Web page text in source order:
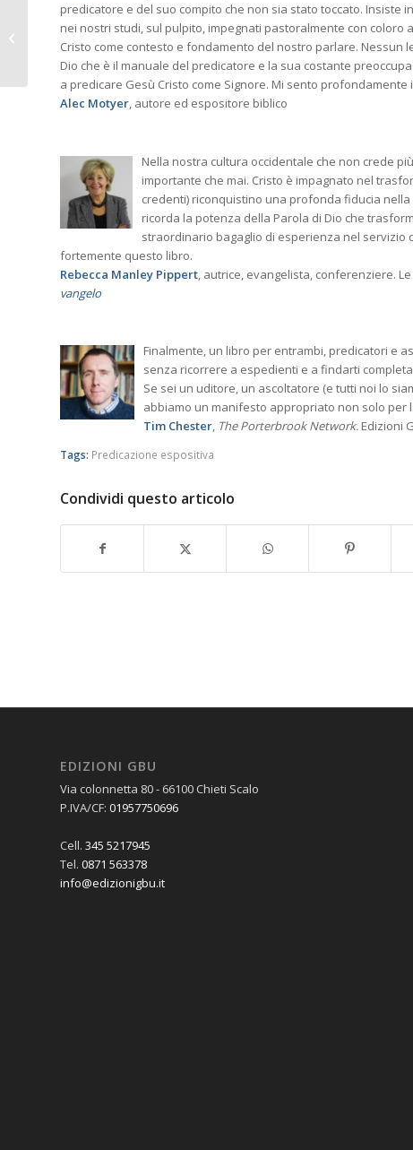
predicatore e del suo compito che non sia stato toccato. Insiste
nei nostri studi, sul pulpito, impegnati pastoralmente con
Cristo come contesto e fondamento del nostro parlare.
Dio che è il manuale del predicatore e la sua costante
a predicare Gesù Cristo come Signore. Mi sento
Alec Motyer, autore ed espositore biblico
Nella nostra cultura occidentale che non crede
importante che mai. Cristo è impagnato nel
credenti) riconquistino una profonda fiducia
ricorda la potenza della Parola di Dio che
straordinario bagaglio di esperienza nel
fortemente questo libro.
Rebecca Manley Pippert , autrice, evangelista, conferenziere.
vangelo
Finalmente, un libro per entrambi, predicatori e
senza ricorrere a espedienti e a findarti
Se sei un uditore, un ascoltatore (e tutti noi lo
abbiamo un manifesto appropriato non solo per
Tim Chester, The Porterbrook Network. Edizioni
Tags: Predicazione espositiva
Condividi questo articolo
EDIZIONI GBU
Via colonnetta 80 - 66100 Chieti Scalo
P.IVA/CF: 01957750696
Cell. 345 5217945
Tel. 0871 563378
info@edizionigbu.it
Manuale di spiritualità
anabattista:
calendario delle
presentazioni